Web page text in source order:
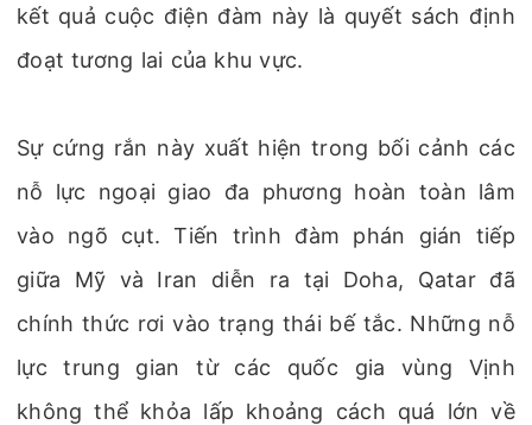
kết quả cuộc điện đàm này là quyết sách định
đoạt tương lai của khu vực.
Sự cứng rắn này xuất hiện trong bối cảnh các
nỗ lực ngoại giao đa phương hoàn toàn lâm
vào ngõ cụt. Tiến trình đàm phán gián tiếp
giữa Mỹ và Iran diễn ra tại Doha, Qatar đã
chính thức rơi vào trạng thái bế tắc. Những nỗ
lực trung gian từ các quốc gia vùng Vịnh
không thể khỏa lấp khoảng cách quá lớn về